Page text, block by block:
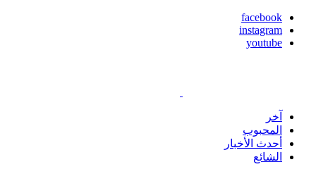
facebook
instagram
youtube
آخر
المحبوب
أحدث الأخبار
الشائع